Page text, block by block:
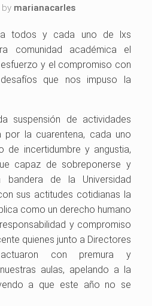
by marianacarles
a todos y cada uno de lxs
comunidad académica el
y el compromiso con
que nos impuso la
suspensión de actividades
por la cuarentena, cada uno
de incertidumbre y angustia,
capaz de sobreponerse y
de la Universidad
sus actitudes cotidianas la
como un derecho humano
y compromiso
quienes junto a Directores
con premura y
aulas, apelando a la
a que este año no se